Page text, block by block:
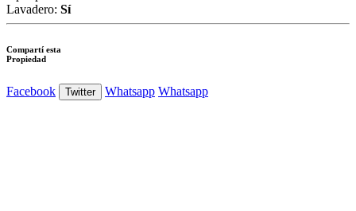
Lavadero: Sí
Compartí esta
Propiedad
Facebook Twitter Whatsapp Whatsapp